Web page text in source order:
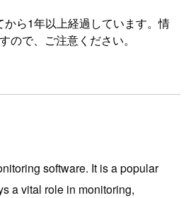
から1年以上経過しています。情
ので、ご注意ください。
software. It is a popular
a vital role in monitoring,